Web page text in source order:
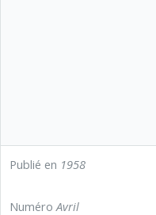
Publié en 1958
Numéro Avril